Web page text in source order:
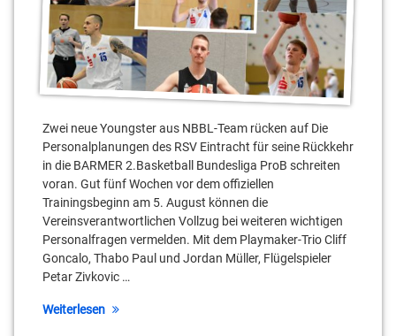
Zwei neue Youngster aus NBBL-Team rücken auf Die
Personalplanungen des RSV Eintracht für seine Rückkehr
in die BARMER 2.Basketball Bundesliga ProB schreiten
voran. Gut fünf Wochen vor dem offiziellen
Trainingsbeginn am 5. August können die
Vereinsverantwortlichen Vollzug bei weiteren wichtigen
Personalfragen vermelden. Mit dem Playmaker-Trio Cliff
Goncalo, Thabo Paul und Jordan Müller, Flügelspieler
Petar Zivkovic …
Weiterlesen
Joshua
Bothe
Kai
Buchmann
Karolis
Babkauskas
Leo
Hampl
Lukas
Wagner
Dogan